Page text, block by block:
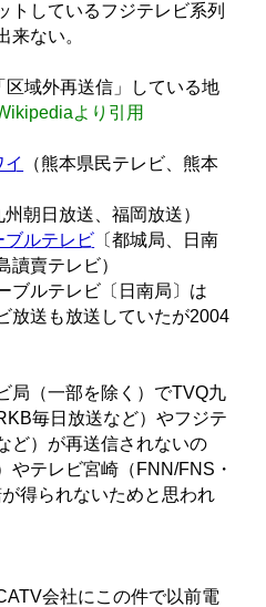
トしているフジテレビ系列
来ない。
域外再送信」している地
より引用
（熊本県民テレビ、熊本
州朝日放送、福岡放送）
ブルテレビ 〔都城局、日南
讀賣テレビ）
ブルテレビ〔日南局〕は
放送も放送していたが2004
局（一部を除く）でTVQ九
毎日放送など）やフジテ
ど）が再送信されないの
やテレビ宮崎（FNN/FNS・
得られないためと思われ
会社にこの件で以前電